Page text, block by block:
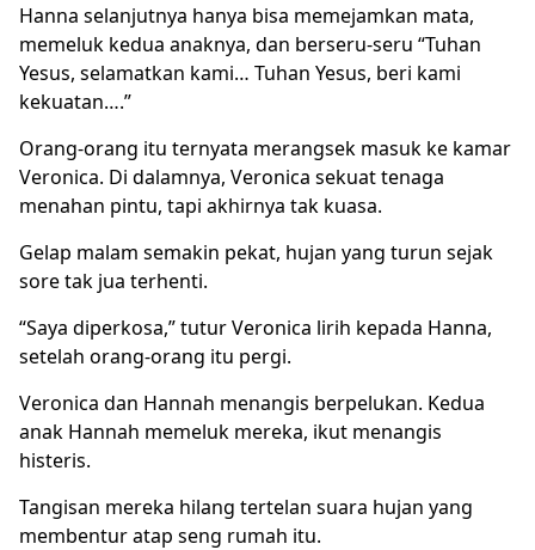
Hanna selanjutnya hanya bisa memejamkan mata,
memeluk kedua anaknya, dan berseru-seru “Tuhan
Yesus, selamatkan kami… Tuhan Yesus, beri kami
kekuatan….”
Orang-orang itu ternyata merangsek masuk ke kamar
Veronica. Di dalamnya, Veronica sekuat tenaga
menahan pintu, tapi akhirnya tak kuasa.
Gelap malam semakin pekat, hujan yang turun sejak
sore tak jua terhenti.
“Saya diperkosa,” tutur Veronica lirih kepada Hanna,
setelah orang-orang itu pergi.
Veronica dan Hannah menangis berpelukan. Kedua
anak Hannah memeluk mereka, ikut menangis
histeris.
Tangisan mereka hilang tertelan suara hujan yang
membentur atap seng rumah itu.